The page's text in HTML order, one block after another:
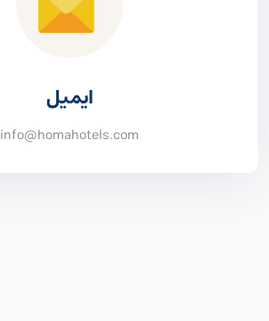
ایمیل
info@homahotels.com